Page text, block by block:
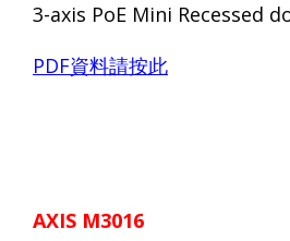
3-axis PoE Mini Recessed
PDF資料請按此
AXIS M3016